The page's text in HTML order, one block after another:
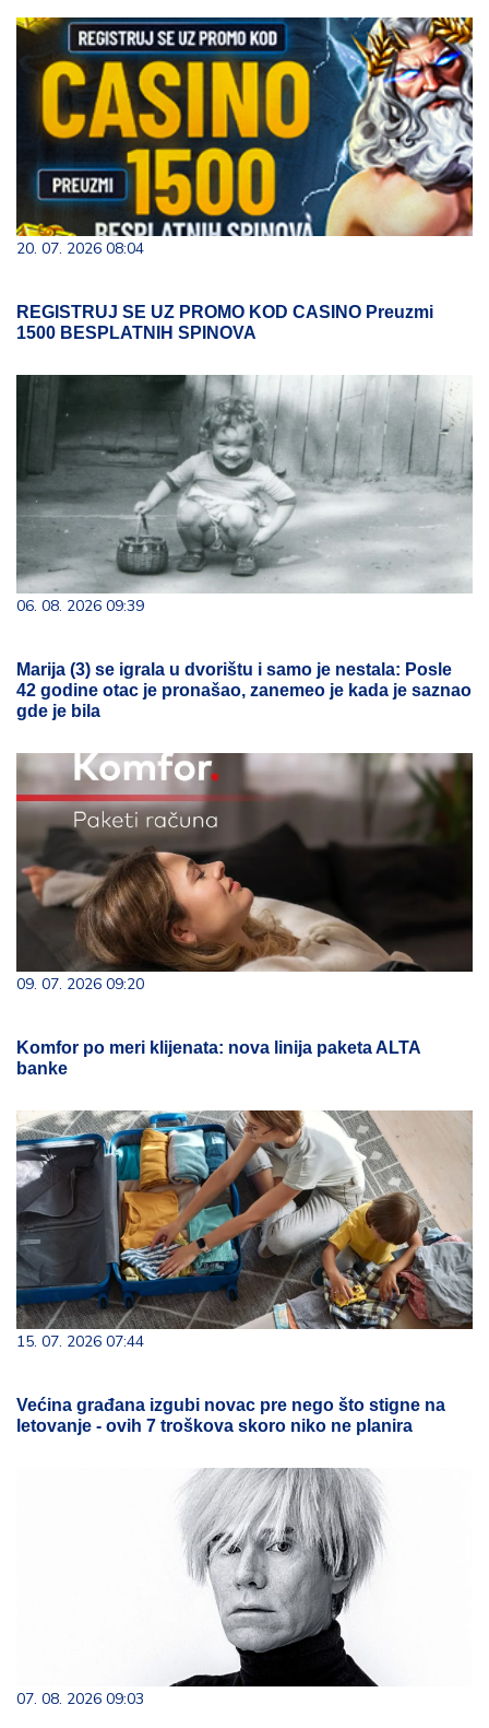
20. 07. 2026 08:04
REGISTRUJ SE UZ PROMO KOD CASINO Preuzmi
1500 BESPLATNIH SPINOVA
06. 08. 2026 09:39
Marija (3) se igrala u dvorištu i samo je nestala: Posle
42 godine otac je pronašao, zanemeo je kada je saznao
gde je bila
09. 07. 2026 09:20
Komfor po meri klijenata: nova linija paketa ALTA
banke
15. 07. 2026 07:44
Većina građana izgubi novac pre nego što stigne na
letovanje - ovih 7 troškova skoro niko ne planira
07. 08. 2026 09:03